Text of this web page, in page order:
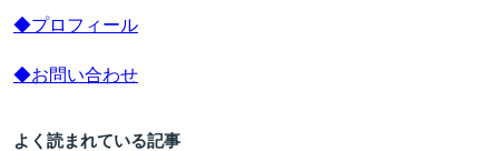
◆プロフィール
◆お問い合わせ
よく読まれている記事